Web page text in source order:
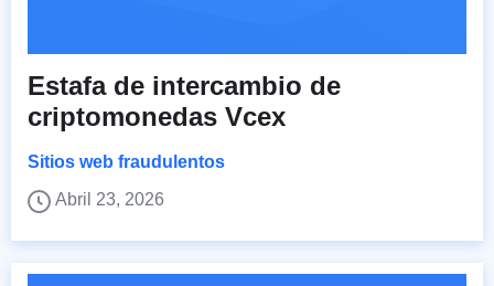
Estafa de intercambio de
criptomonedas Vcex
Sitios web fraudulentos
Abril 23, 2026